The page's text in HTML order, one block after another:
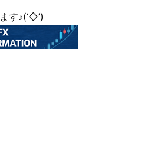
♪(‘◇’)ゞ